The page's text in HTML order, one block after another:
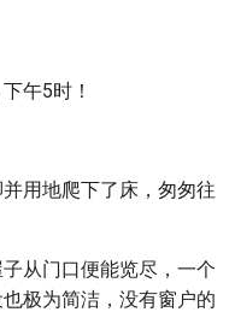
午5时！
用地爬下了床，匆匆往
从门口便能览尽，一个
极为简洁，没有窗户的